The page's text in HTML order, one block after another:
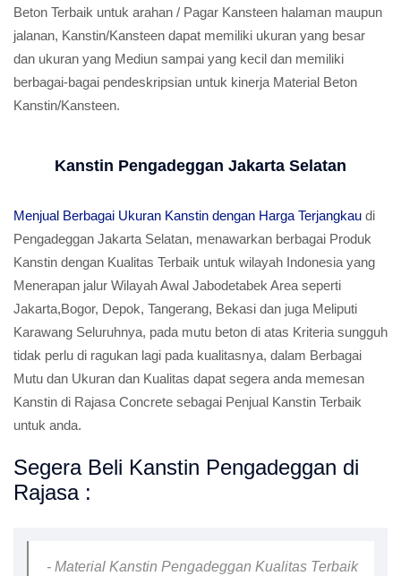
Beton Terbaik untuk arahan / Pagar Kansteen halaman maupun
jalanan, Kanstin/Kansteen dapat memiliki ukuran yang besar
dan ukuran yang Mediun sampai yang kecil dan memiliki
berbagai-bagai pendeskripsian untuk kinerja Material Beton
Kanstin/Kansteen.
Kanstin Pengadeggan Jakarta Selatan
Menjual Berbagai Ukuran Kanstin dengan Harga Terjangkau di
Pengadeggan Jakarta Selatan, menawarkan berbagai Produk
Kanstin dengan Kualitas Terbaik untuk wilayah Indonesia yang
Menerapan jalur Wilayah Awal Jabodetabek Area seperti
Jakarta,Bogor, Depok, Tangerang, Bekasi dan juga Meliputi
Karawang Seluruhnya, pada mutu beton di atas Kriteria sungguh
tidak perlu di ragukan lagi pada kualitasnya, dalam Berbagai
Mutu dan Ukuran dan Kualitas dapat segera anda memesan
Kanstin di Rajasa Concrete sebagai Penjual Kanstin Terbaik
untuk anda.
Segera Beli Kanstin Pengadeggan di
Rajasa :
- Material Kanstin Pengadeggan Kualitas Terbaik